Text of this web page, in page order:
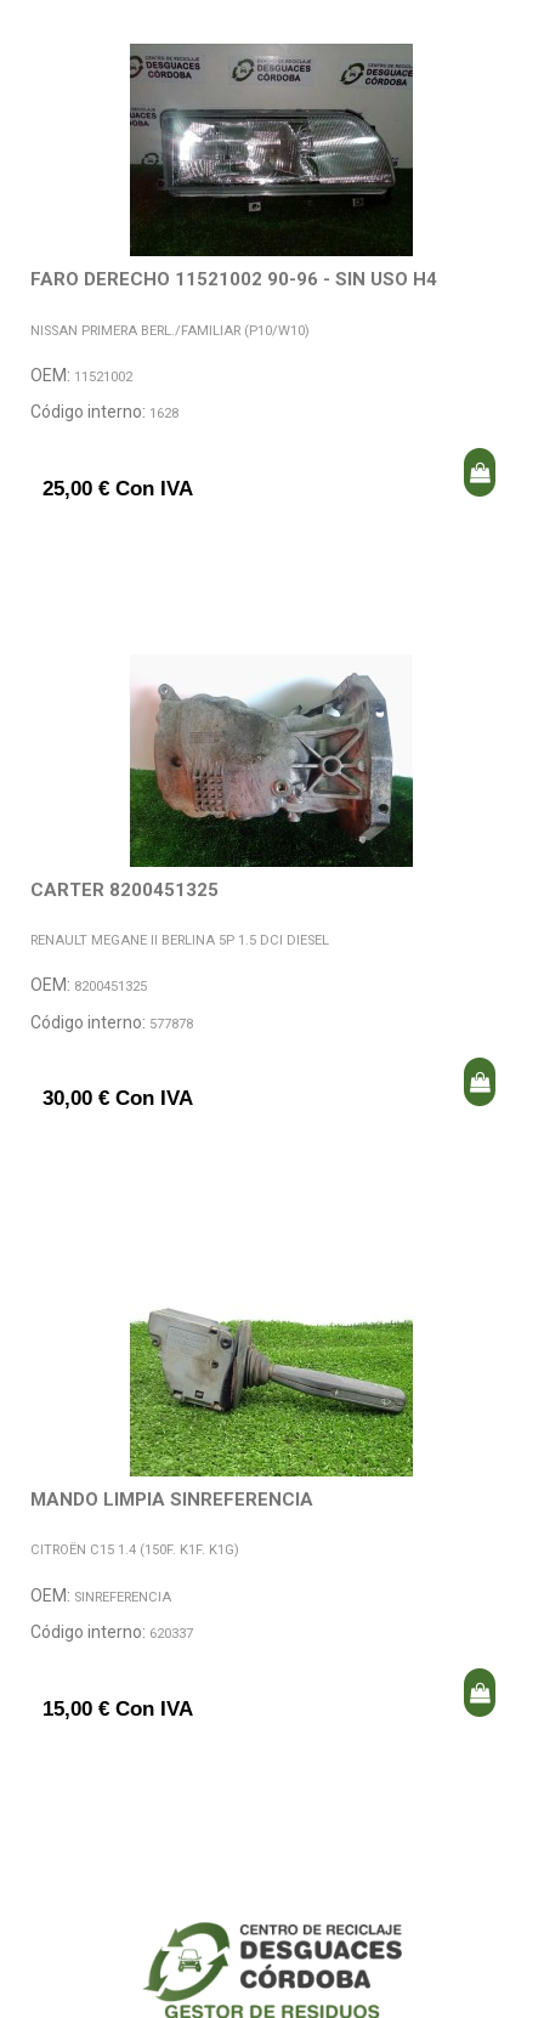
FARO DERECHO 11521002 90-96 - SIN USO H4
NISSAN PRIMERA BERL./FAMILIAR (P10/W10)
OEM: 11521002
Código interno: 1628
25,00 € Con IVA
CARTER 8200451325
RENAULT MEGANE II BERLINA 5P 1.5 DCI DIESEL
OEM: 8200451325
Código interno: 577878
30,00 € Con IVA
MANDO LIMPIA SINREFERENCIA
CITROËN C15 1.4 (150F. K1F. K1G)
OEM: SINREFERENCIA
Código interno: 620337
15,00 € Con IVA